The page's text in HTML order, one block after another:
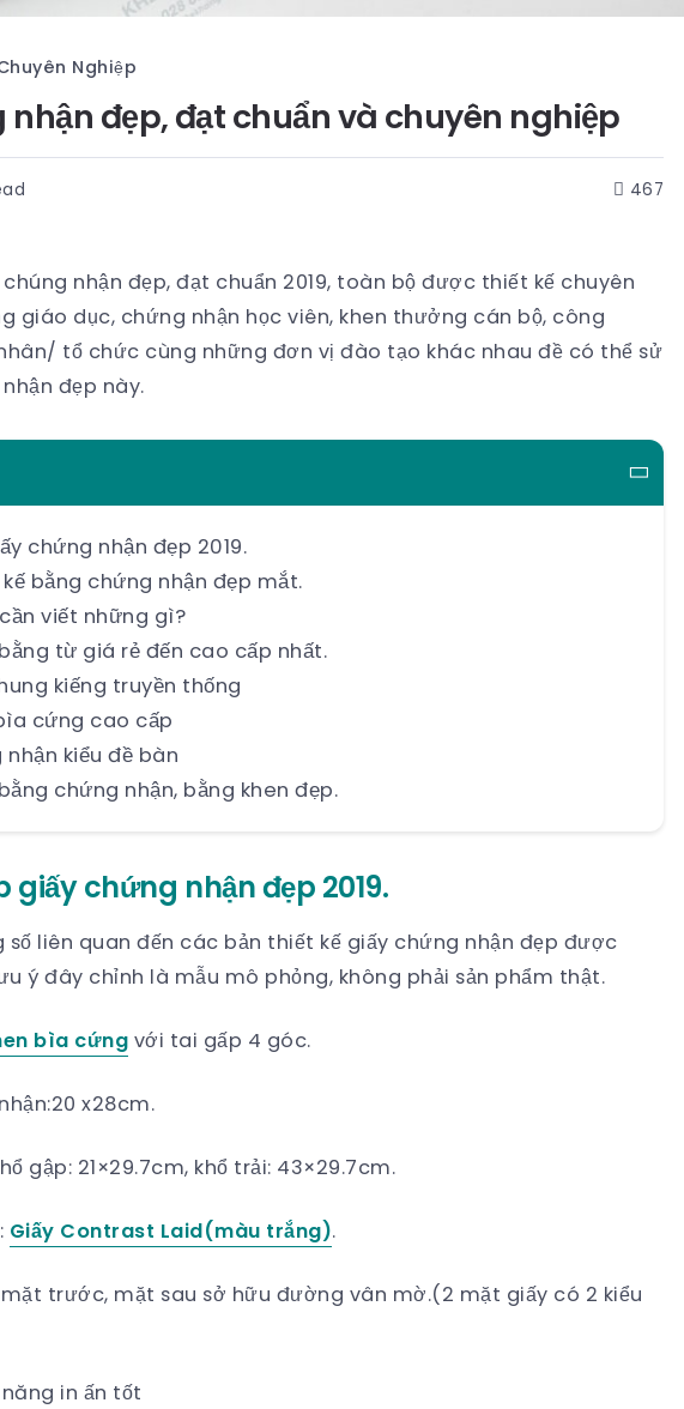
Nghiệp
nhận đẹp, đạt chuẩn và chuyên nghiệp
467
nhận đẹp, đạt chuẩn 2019, toàn bộ được thiết kế chuyên
giáo dục, chứng nhận học viên, khen thưởng cán bộ, công
tổ chức cùng những đơn vị đào tạo khác nhau đề có thể sử
đẹp này.
chứng nhận đẹp 2019.
bằng chứng nhận đẹp mắt.
viết những gì?
từ giá rẻ đến cao cấp nhất.
kiếng truyền thống
cứng cao cấp
nhận kiểu đề bàn
chứng nhận, bằng khen đẹp.
chứng nhận đẹp 2019.
liên quan đến các bản thiết kế giấy chứng nhận đẹp được
ý đây chỉnh là mẫu mô phỏng, không phải sản phẩm thật.
bìa cứng với tai gấp 4 góc.
x28cm.
gập: 21×29.7cm, khổ trải: 43×29.7cm.
Giấy Contrast Laid(màu trắng).
trước, mặt sau sở hữu đường vân mờ.(2 mặt giấy có 2 kiểu
in ấn tốt